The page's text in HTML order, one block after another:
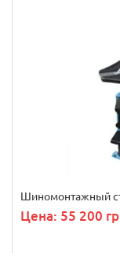
Шиномонтажный
Цена: 55 200